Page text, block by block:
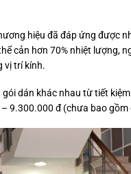
hiệu đã đáp ứng được
cản hơn 70% nhiệt lượng,
vị trí kính.
dán khác nhau từ tiết
9.300.000 đ (chưa bao